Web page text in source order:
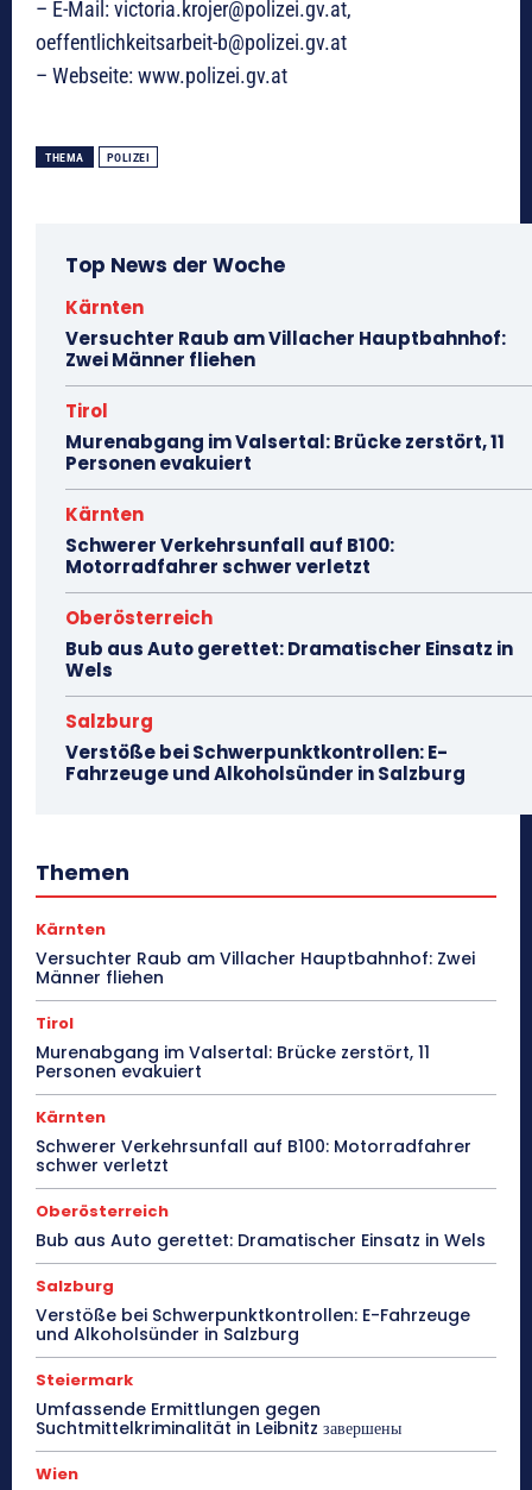
– E-Mail: victoria.krojer@polizei.gv.at,
oeffentlichkeitsarbeit-b@polizei.gv.at
– Webseite: www.polizei.gv.at
THEMA POLIZEI
Top News der Woche
Kärnten
Versuchter Raub am Villacher Hauptbahnhof:
Zwei Männer fliehen
Tirol
Murenabgang im Valsertal: Brücke zerstört, 11
Personen evakuiert
Kärnten
Schwerer Verkehrsunfall auf B100:
Motorradfahrer schwer verletzt
Oberösterreich
Bub aus Auto gerettet: Dramatischer Einsatz in
Wels
Salzburg
Verstöße bei Schwerpunktkontrollen: E-
Fahrzeuge und Alkoholsünder in Salzburg
Themen
Kärnten
Versuchter Raub am Villacher Hauptbahnhof: Zwei
Männer fliehen
Tirol
Murenabgang im Valsertal: Brücke zerstört, 11
Personen evakuiert
Kärnten
Schwerer Verkehrsunfall auf B100: Motorradfahrer
schwer verletzt
Oberösterreich
Bub aus Auto gerettet: Dramatischer Einsatz in Wels
Salzburg
Verstöße bei Schwerpunktkontrollen: E-Fahrzeuge
und Alkoholsünder in Salzburg
Steiermark
Umfassende Ermittlungen gegen
Suchtmittelkriminalität in Leibnitz завершены
Wien